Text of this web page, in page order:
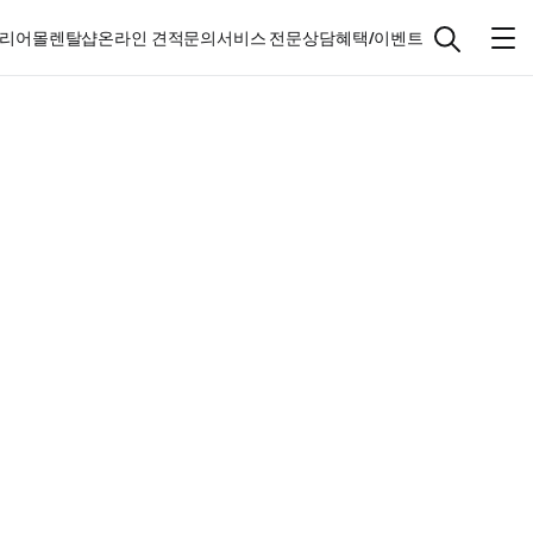
어몰렌탈샵온라인 견적문의서비스 전문상담혜택/이벤트